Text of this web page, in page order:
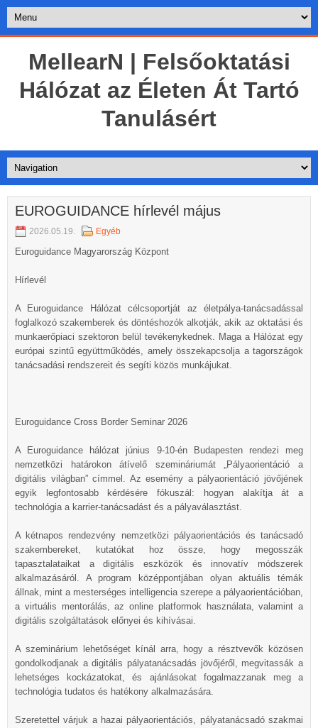
MellearN | Felsőoktatási
Hálózat az Életen Át Tartó
Tanulásért
EUROGUIDANCE hírlevél május
2026.05.19. Egyéb
Euroguidance Magyarország Központ
Hírlevél
A Euroguidance Hálózat célcsoportját az életpálya-tanácsadással
foglalkozó szakemberek és döntéshozók alkotják, akik az oktatási és
munkaerőpiaci szektoron belül tevékenykednek. Maga a Hálózat egy
európai szintű együttműködés, amely összekapcsolja a tagországok
tanácsadási rendszereit és segíti közös munkájukat.
Euroguidance Cross Border Seminar 2026
A Euroguidance hálózat június 9-10-én Budapesten rendezi meg
nemzetközi határokon átívelő szemináriumát „Pályaorientáció a
digitális világban” címmel. Az esemény a pályaorientáció jövőjének
egyik legfontosabb kérdésére fókuszál: hogyan alakítja át a
technológia a karrier-tanácsadást és a pályaválasztást.
A kétnapos rendezvény nemzetközi pályaorientációs és tanácsadó
szakembereket, kutatókat hoz össze, hogy megosszák
tapasztalataikat a digitális eszközök és innovatív módszerek
alkalmazásáról. A program középpontjában olyan aktuális témák
állnak, mint a mesterséges intelligencia szerepe a pályaorientációban,
a virtuális mentorálás, az online platformok használata, valamint a
digitális szolgáltatások előnyei és kihívásai.
A szeminárium lehetőséget kínál arra, hogy a résztvevők közösen
gondolkodjanak a digitális pályatanácsadás jövőjéről, megvitassák a
lehetséges kockázatokat, és ajánlásokat fogalmazzanak meg a
technológia tudatos és hatékony alkalmazására.
Szeretettel várjuk a hazai pályaorientációs, pályatanácsadó szakmai